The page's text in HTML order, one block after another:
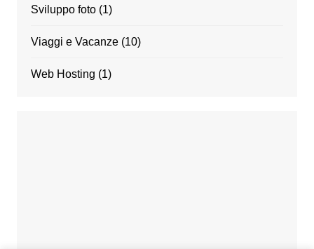
Sviluppo foto(1)
Viaggi e Vacanze(10)
Web Hosting (1)